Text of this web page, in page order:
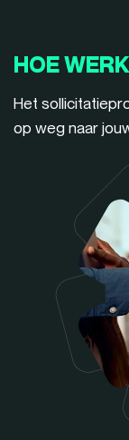
HOE
Het
op weg naar